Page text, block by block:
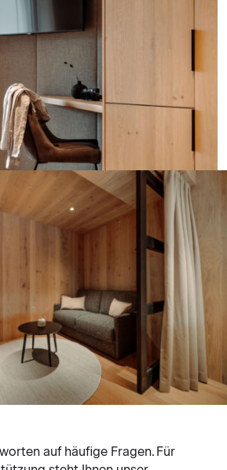
auf häufige Fragen. Für